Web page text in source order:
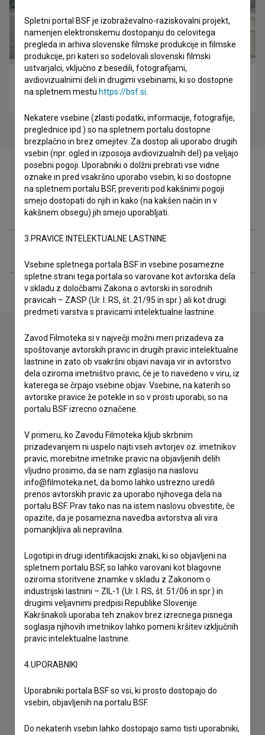
Najboljša prijatelja: Crossy Road (2015)
komedija
Filmografija (6)
Stik z uredništvom
Spoštovani, s pomočjo spodnjega obrazca lahko stopite v
stik z uredništvom Baze slovenskih filmov. Veseli bomo vaših
odzivov.
imam vprašanje
prijavljam napako
želim dodati podatke
drugo
Spletni portal BSF je izobraževalno-raziskovalni projekt,
namenjen elektronskemu dostopanju do celovitega
pregleda in arhiva slovenske filmske produkcije in filmske
produkcije, pri kateri so sodelovali slovenski filmski
ustvarjalci, vključno z besedili, fotografijami,
avdiovizualnimi deli in drugimi vsebinami, ki so dostopne
na spletnem mestu https://bsf.si
Nekatere vsebine (zlasti podatki, informacije, fotografije,
preglednice ipd.) so na spletnem portalu dostopne
brezplačno in brez omejitev. Za dostop ali uporabo drugih
vsebin (npr. ogled in izposoja avdiovizualnih del) pa veljajo
posebni pogoji. Uporabniki o dolžni prebrati vse vidne
oznake in pred vsakršno uporabo vsebin, ki so dostopne
na spletnem portalu BSF, preveriti pod kakšnimi pogoji
smejo dostopati do njih in kako (na kakšen način in v
kakšnem obsegu) jih smejo uporabljati.
3.PRAVICE INTELEKTUALNE LASTNINE
Vsebine spletnega portala BSF in vsebine posamezne
spletne strani tega portala so varovane kot avtorska dela
v skladu z določbami Zakona o avtorski in sorodnih
pravicah – ZASP (Ur. l. RS, št. 21/95 in spr.) ali kot drugi
predmeti varstva s pravicami intelektualne lastnine.
Zavod Filmoteka si v največji možni meri prizadeva za
spoštovanje avtorskih pravic in drugih pravic intelektualne
lastnine in zato ob vsakršni objavi navaja vir in avtorstvo
dela oziroma imetništvo pravic, če je to navedeno v viru, iz
katerega se črpajo vsebine objav. Vsebine, na katerih so
avtorske pravice že potekle in so v prosti uporabi, so na
portalu BSF izrecno označene.
V primeru, ko Zavodu Filmoteka kljub skrbnim
prizadevanjem ni uspelo najti vseh avtorjev oz. imetnikov
pravic, morebitne imetnike pravic na objavljenih delih
vljudno prosimo, da se nam zglasijo na naslovu
info@filmoteka.net, da bomo lahko ustrezno uredili
prenos avtorskih pravic za uporabo njihovega dela na
portalu BSF. Prav tako nas na istem naslovu obvestite, če
opazite, da je posamezna navedba avtorstva ali vira
pomanjkljiva ali nepravilna.
Logotipi in drugi identifikacijski znaki, ki so objavljeni na
spletnem portalu BSF, so lahko varovani kot blagovne
oziroma storitvene znamke v skladu z Zakonom o
industrijski lastnini – ZIL-1 (Ur. l. RS, št. 51/06 in spr.) in
drugimi veljavnimi predpisi Republike Slovenije.
Kakršnakoli uporaba teh znakov brez izrecnega pisnega
soglasja njihovih imetnikov lahko pomeni kršitev izključnih
pravic intelektualne lastnine.
4.UPORABNIKI
Uporabniki portala BSF so vsi, ki prosto dostopajo do
vsebin, objavljenih na portalu BSF.
Do nekaterih vsebin lahko dostopajo samo tisti uporabniki,